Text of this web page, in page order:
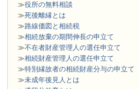
≫役所の無料相談
≫死後離縁とは
≫路線価図と相続税
≫相続放棄の期間伸長の申立て
≫不在者財産管理人の選任申立て
≫相続財産管理人の選任申立て
≫特別縁故者の相続財産分与の申立て
≫未成年後見人とは